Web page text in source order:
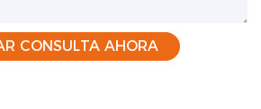
CONSULTA AHORA